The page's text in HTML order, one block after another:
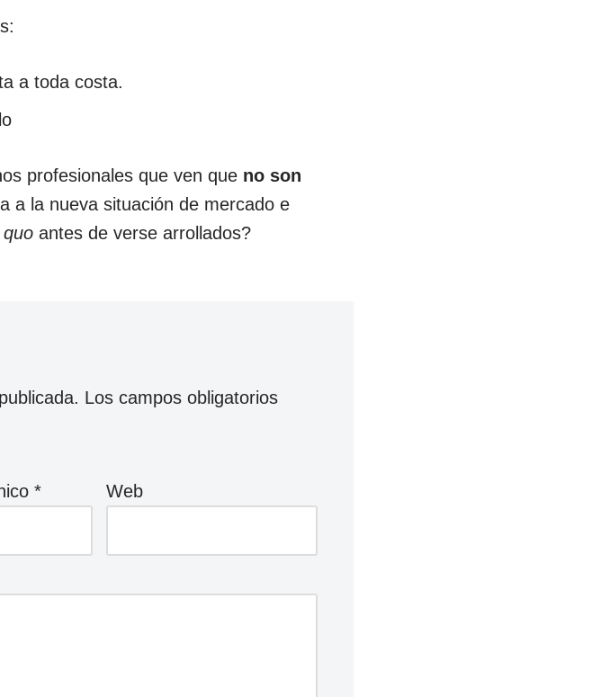
a toda costa.
profesionales que ven que no son
a la nueva situación de mercado e
antes de verse arrollados?
Los campos obligatorios
* Web